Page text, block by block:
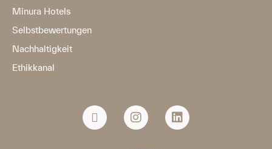
Minura Hotels
Selbstbewertungen
Nachhaltigkeit
Ethikkanal